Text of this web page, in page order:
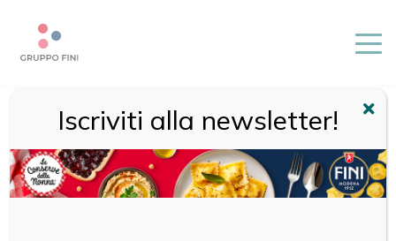
FINI/NOI DI MODENA
Iscriviti alla newsletter!